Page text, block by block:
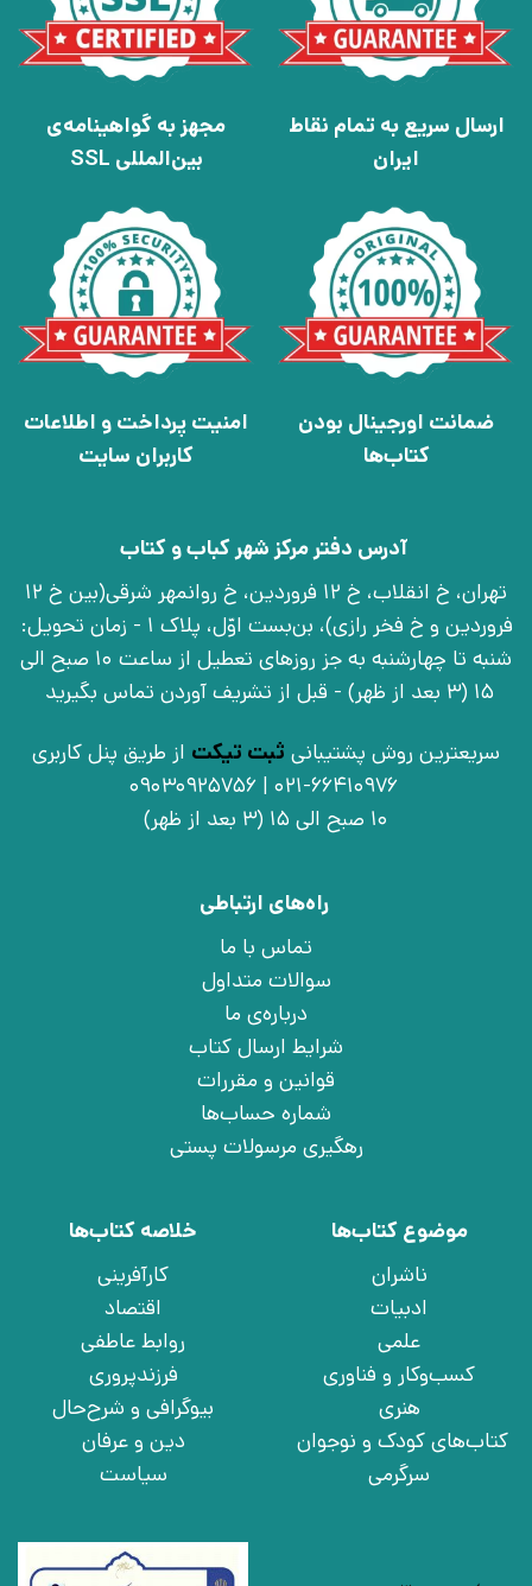
ارسال سریع به تمام نقاط
ایران
مجهز به گواهینامه‌ی
بین‌المللی SSL
ضمانت اورجینال بودن
کتاب‌ها
امنیت پرداخت و اطلاعات
کاربران سایت
آدرس دفتر مرکز شهر کباب و کتاب
تهران، خ انقلاب، خ 12 فروردین، خ روانمهر شرقی(بین خ 12
فروردین و خ فخر رازی)، بن‌بست اوّل، پلاک 1 - زمان تحویل:
شنبه تا چهارشنبه به جز روزهای تعطیل از ساعت 10 صبح الی
15 (3 بعد از ظهر) - قبل از تشریف آوردن تماس بگیرید
سریعترین روش پشتیبانی ثبت تیکت از طریق پنل کاربری
021-66410976 | 09030925756
10 صبح الی 15 (3 بعد از ظهر)
راه‌های ارتباطی
تماس با ما
سوالات متداول
درباره‌ی ما
شرایط ارسال کتاب
قوانین و مقررات
شماره حساب‌ها
رهگیری مرسولات پستی
موضوع کتاب‌ها
ناشران
ادبیات
علمی
کسب‌وکار و فناوری
هنری
کتاب‌های کودک و نوجوان
سرگرمی
خلاصه کتاب‌ها
کارآفرینی
اقتصاد
روابط عاطفی
فرزندپروری
بیوگرافی و شرح‌حال
دین و عرفان
سیاست